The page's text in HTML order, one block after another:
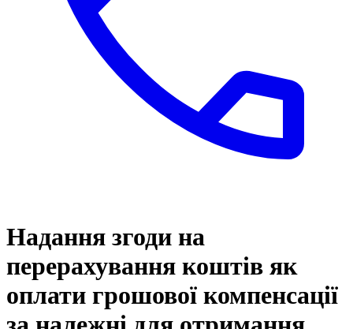
Надання згоди на
перерахування коштів як
оплати грошової компенсації